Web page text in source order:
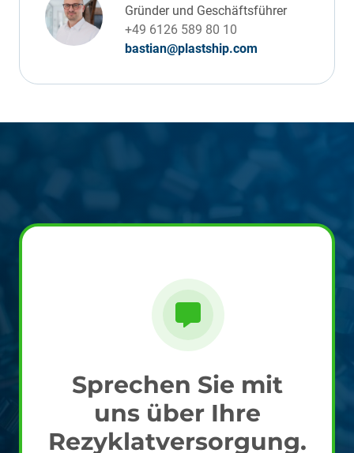
Gründer und Geschäftsführer
+49 6126 589 80 10
bastian@plastship.com
Sprechen Sie mit
uns über Ihre
Rezyklatversorgung.